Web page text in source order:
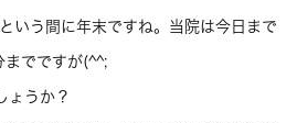
いう間に年末ですね。当院は今日まで
までですが(^^;
ょうか？